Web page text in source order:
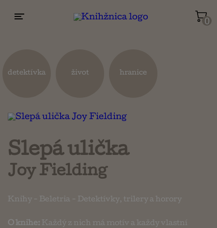
0
detektívka život hranice
Slepá ulička
Joy Fielding
Knihy - Beletria - Detektívky, trilery a horory
O knihe: Každý z nich má motív a každy vlastní